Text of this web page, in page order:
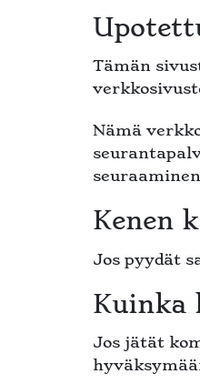
Tämän
Nämä
Kenen
Jos pyydät
Kuinka
Jos jätät